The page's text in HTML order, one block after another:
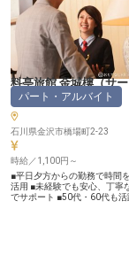
料亭旅館 金城樓（サ
スタッフ ）
パート・アルバイト
石川県金沢市橋場町2-23
時給／1,100円～
■平日夕方からの勤務で時間
活用 ■未経験でも安心、丁寧
でサポート ■50代・60代も活